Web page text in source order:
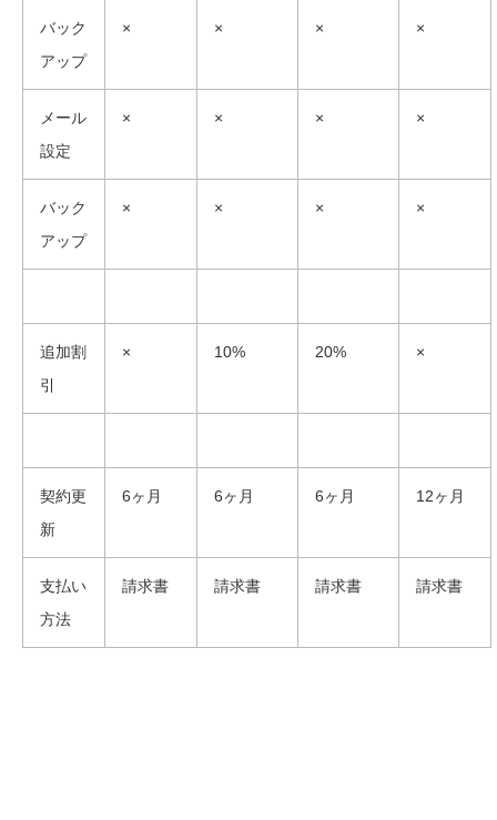
バック
アップ
× × × ×
メール
設定
× × × ×
バック
アップ
× × × ×
追加割
引
× 10% 20% ×
契約更
新
6ヶ月 6ヶ月 6ヶ月 12ヶ月
支払い
方法
請求書 請求書 請求書 請求書